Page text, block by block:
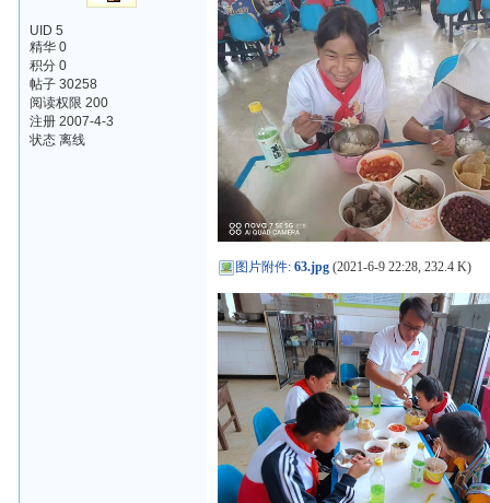
UID 5
精华 0
积分 0
帖子 30258
阅读权限 200
注册 2007-4-3
状态 离线
图片附件:63.jpg (2021-6-9 22:28, 232.4 K)